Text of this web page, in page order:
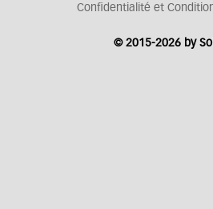
Confidentialité et
© 2015-2026 by